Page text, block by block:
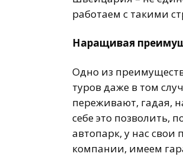
работаем с такими
Наращивая
Одно из
туров даже в том
переживают, гадая,
себе это позволить,
автопарк, у нас свои
компании, имеем